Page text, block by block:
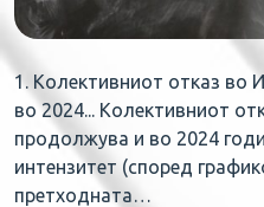
1. Колективниот отказ во
во 2024... Колективниот
продолжува и во 2024
интензитет (според
претходната…